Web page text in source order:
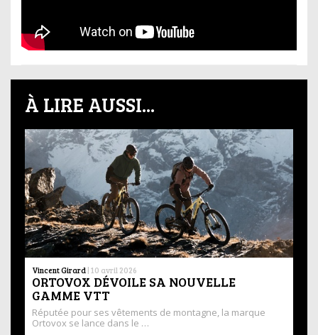
À LIRE AUSSI...
Vincent Girard | 10 avril 2026
ORTOVOX DÉVOILE SA NOUVELLE
GAMME VTT
Réputée pour ses vêtements de montagne, la marque
Ortovox se lance dans le …